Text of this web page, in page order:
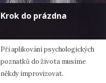
Krok do prázdna
Při aplikování psychologických
poznatků do života musíme
někdy improvizovat.